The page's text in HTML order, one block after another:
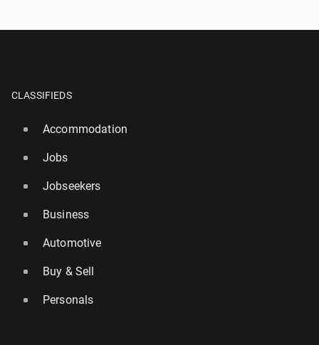
CLASSIFIEDS
Accommodation
Jobs
Jobseekers
Business
Automotive
Buy & Sell
Personals